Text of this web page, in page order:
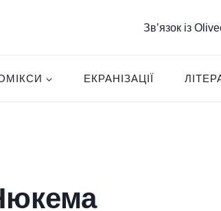
Зв’язок із
ЕКРАНІЗАЦІЇ